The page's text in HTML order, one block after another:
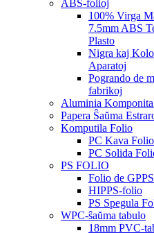
ABS-folioj
100% Virga
7.5mm ABS
Plasto
Nigra kaj
Aparatoj
Pogrando de
fabrikoj
Aluminia Komponita
Papera Ŝaŭma
Komputila Folio
PC Kava Folio
PC Solida
PS FOLIO
Folio de GPPS
HIPPS-folio
PS Spegula
WPC-ŝaŭma tabulo
18mm PVC-